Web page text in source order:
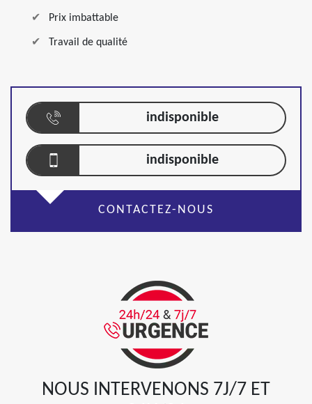
Prix imbattable
Travail de qualité
indisponible
indisponible
CONTACTEZ-NOUS
NOUS INTERVENONS 7J/7 ET